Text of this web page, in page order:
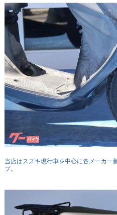
当店はスズキ現行車を中心に各メーカー
プ。